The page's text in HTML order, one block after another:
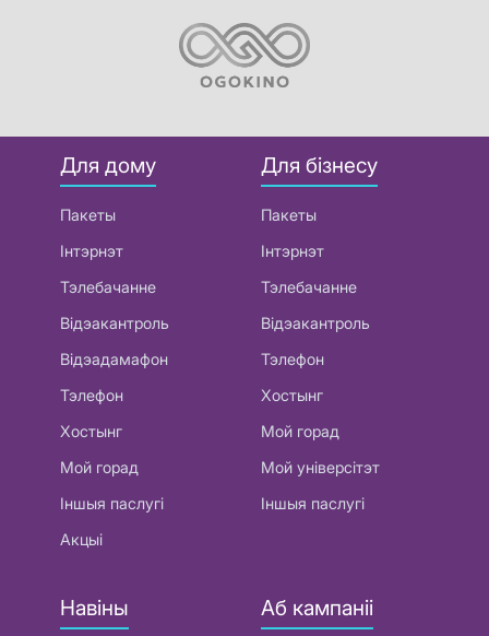
Для дому
Пакеты
Інтэрнэт
Тэлебачанне
Відэакантроль
Відэадамафон
Тэлефон
Хостынг
Мой горад
Іншыя паслугі
Акцыі
Для бізнесу
Пакеты
Інтэрнэт
Тэлебачанне
Відэакантроль
Тэлефон
Хостынг
Мой горад
Мой універсітэт
Іншыя паслугі
Навіны Аб кампаніі